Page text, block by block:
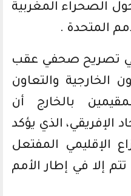
الصحراء المغربية
المتحدة .
تصريح صحفي عقب
الخارجية والتعاون
بالخارج أن
الإفريقي، الذي يؤكد
الإقليمي المفتعل
إلا في إطار الأمم